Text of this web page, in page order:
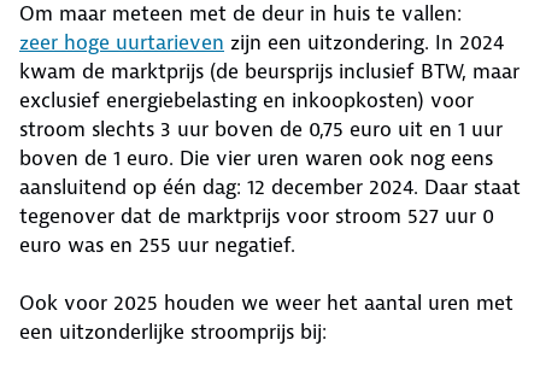
Om maar meteen met de deur in huis te vallen:
zeer hoge uurtarieven zijn een uitzondering. In 2024
kwam de marktprijs (de beursprijs inclusief BTW, maar
exclusief energiebelasting en inkoopkosten) voor
stroom slechts 3 uur boven de 0,75 euro uit en 1 uur
boven de 1 euro. Die vier uren waren ook nog eens
aansluitend op één dag: 12 december 2024. Daar staat
tegenover dat de marktprijs voor stroom 527 uur 0
euro was en 255 uur negatief.
Ook voor 2025 houden we weer het aantal uren met
een uitzonderlijke stroomprijs bij: